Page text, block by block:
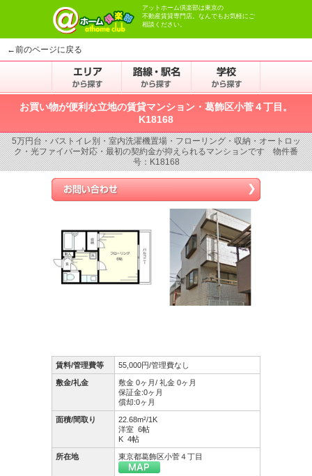
アットホーム倶楽部は東京の
不動産賃貸専門店。なんでもお気軽にご
相談ください。
←前のページに戻る
お買い物が便利な立地の賃貸マンション・葛飾区小菅４丁目。
K18168
5万円台・バストイレ別・室内洗濯機置場・フローリング・収納・オートロッ
ク・光ファイバー対応・最初の契約金が抑えられるマンションです 物件番
号：K18168
賃料/管理費等 55,000円/管理費なし
敷金/礼金
敷金 0ヶ月/ 礼金 0ヶ月
保証金:0ヶ月
償却:0ヶ月
面積/間取り
22.68m²/1K
洋室 6帖
K 4帖
所在地 東京都葛飾区小菅４丁目